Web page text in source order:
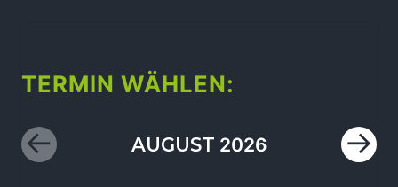
TERMIN WÄHLEN:
AUGUST 2026